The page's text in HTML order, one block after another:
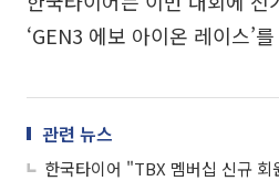
‘GEN3 에보 아이온 레이스’
관련 뉴스
한국타이어 "TBX 멤버십 신규